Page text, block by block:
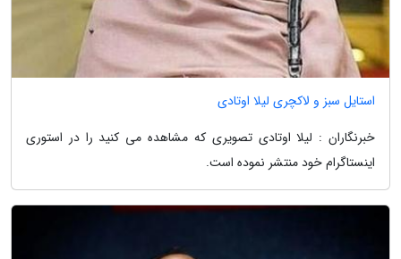
استایل سبز و لاکچری لیلا اوتادی
خبرنگاران : لیلا اوتادی تصویری که مشاهده می کنید را در استوری
اینستاگرام خود منتشر نموده است.